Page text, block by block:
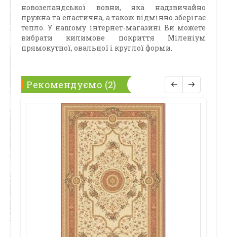
новозеландської вовни, яка надзвичайно
пружна та еластична, а також відмінно зберігає
тепло. У нашому інтернет-магазині Ви можете
вибрати килимове покриття Міленіум
прямокутної, овальної і круглої форми.
Рекомендуємо (2)